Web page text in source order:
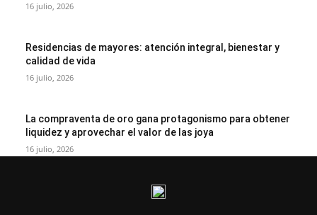
16 julio, 2026
Residencias de mayores: atención integral, bienestar y
calidad de vida
16 julio, 2026
La compraventa de oro gana protagonismo para obtener
liquidez y aprovechar el valor de las joya
16 julio, 2026